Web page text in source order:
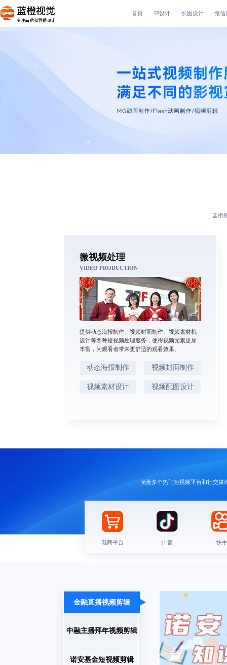
专注品牌和营销设计
首页 IP设计 长图设计 微信
蓝橙
微视频处理
VIDEO PRODUCTION
提供动态海报制作、视频封面制作、视频素材机
设计等各种短视频处理服务，使得视频元素更加
丰富，为观看者带来更舒适的观看效果。
动态海报制作 视频封面制作
视频素材设计 视频配图设计
涵盖多个热门短视频平台和社交
电商平台 抖音 快手
金融直播视频剪辑
中融主播拜年视频剪辑
诺安基金短视频剪辑